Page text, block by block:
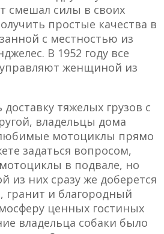
смешал силы в своих
простые качества в
с местностью из
В 1952 году все
управляют женщиной из
тяжелых грузов с
владельцы дома
мотоциклы прямо
задаться вопросом,
в подвале, но
из них сразу же доберется
гранит и благородный
ценных гостиных
владельца собаки было